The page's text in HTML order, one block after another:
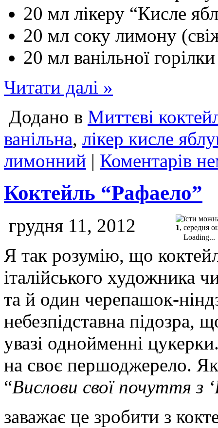
20 мл лікеру “Кисле
20 мл соку лимону
20 мл ванільної горілки
Читати далі »
Додано в Миттєві
ванільна, лікер кисле
лимонний | Коментарів
Коктейль “Рафаело”
грудня 11, 2012 1, середня
Loading...
Я так розумію, що
італійського художника
та й один черепашок-
небезпідставна підозра,
увазі однойменні
на своє першоджерело.
“Вислови свої почуття з
заважає це зробити з